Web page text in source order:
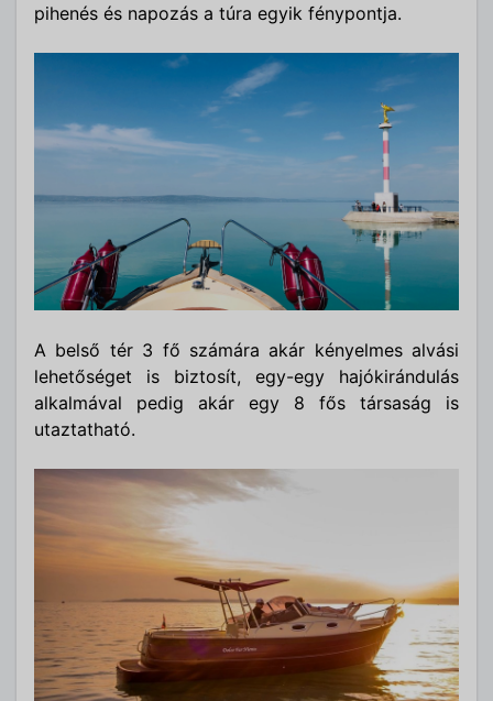
pihenés és napozás a túra egyik fénypontja.
A belső tér 3 fő számára akár kényelmes alvási
lehetőséget is biztosít, egy-egy hajókirándulás
alkalmával pedig akár egy 8 fős társaság is
utaztatható.